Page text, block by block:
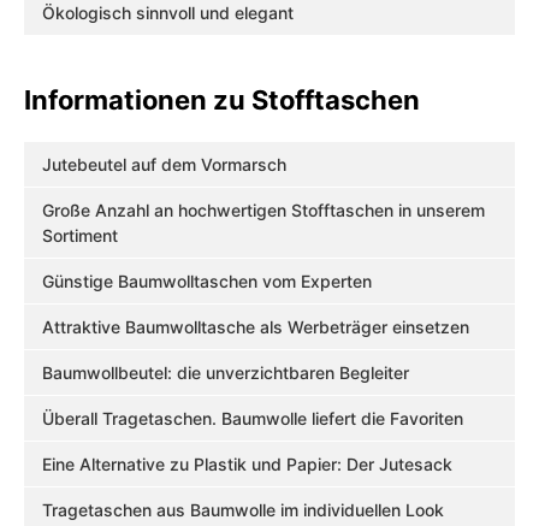
Ökologisch sinnvoll und elegant
Informationen zu Stofftaschen
Jutebeutel auf dem Vormarsch
Große Anzahl an hochwertigen Stofftaschen in unserem
Sortiment
Günstige Baumwolltaschen vom Experten
Attraktive Baumwolltasche als Werbeträger einsetzen
Baumwollbeutel: die unverzichtbaren Begleiter
Überall Tragetaschen. Baumwolle liefert die Favoriten
Eine Alternative zu Plastik und Papier: Der Jutesack
Tragetaschen aus Baumwolle im individuellen Look